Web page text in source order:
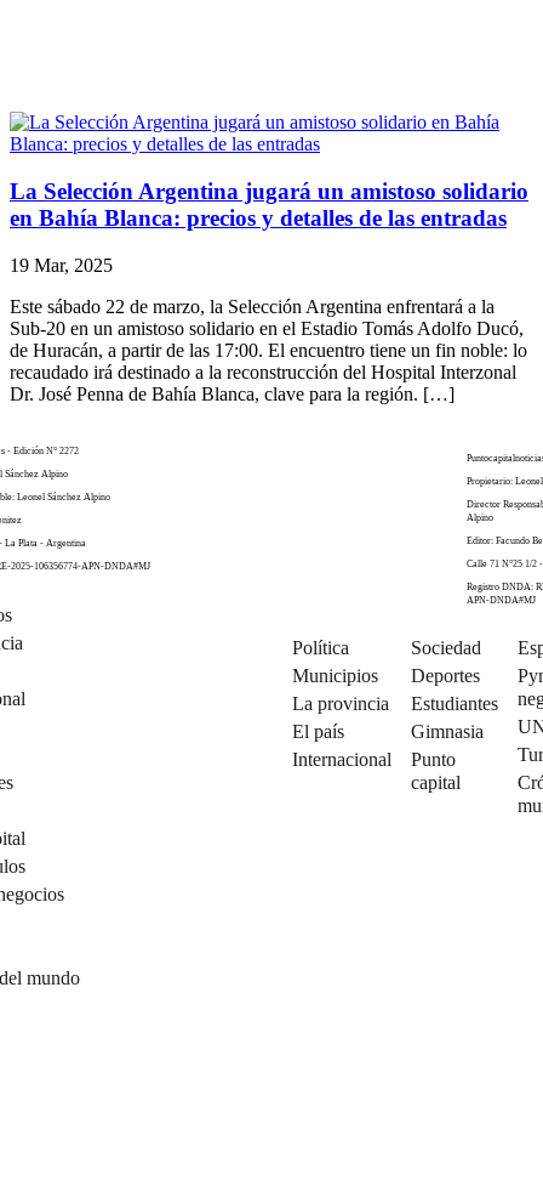
La Selección Argentina jugará un amistoso solidario
en Bahía Blanca: precios y detalles de las entradas
19 Mar, 2025
Este sábado 22 de marzo, la Selección Argentina enfrentará a la
Sub-20 en un amistoso solidario en el Estadio Tomás Adolfo Ducó,
de Huracán, a partir de las 17:00. El encuentro tiene un fin noble: lo
recaudado irá destinado a la reconstrucción del Hospital Interzonal
Dr. José Penna de Bahía Blanca, clave para la región. […]
- Edición N° 2272
Sánchez Alpino
Leonel Sánchez Alpino
La Plata - Argentina
2025-106356774-APN-DNDA#MJ
mundo
Propietario:
Director
Alpino
Editor: Facundo
Calle 71 N°25 1/2
Registro DNDA:
APN-DNDA#MJ
Política
Municipios
La provincia
El país
Internacional
Sociedad
Deportes
Estudiantes
Gimnasia
Punto
capital